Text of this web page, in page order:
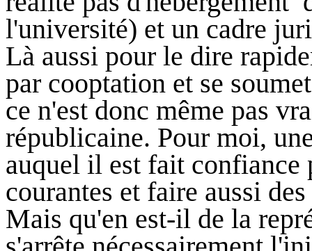
l'université) et un cadre
Là aussi pour le dire
par cooptation et se
ce n'est donc même pas
républicaine. Pour moi,
auquel il est fait confiance
courantes et faire aussi
Mais qu'en est-il de la